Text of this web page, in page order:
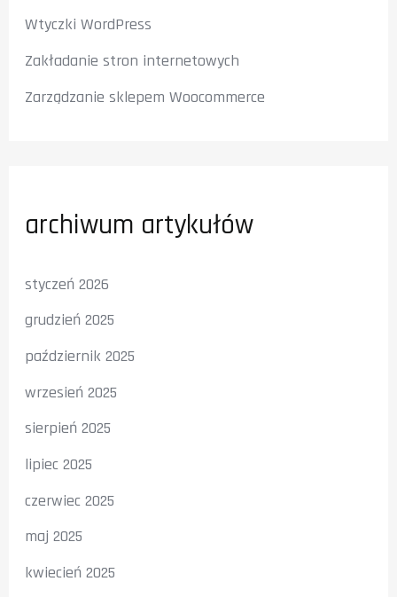
Wtyczki WordPress
Zakładanie stron internetowych
Zarządzanie sklepem Woocommerce
archiwum artykułów
styczeń 2026
grudzień 2025
październik 2025
wrzesień 2025
sierpień 2025
lipiec 2025
czerwiec 2025
maj 2025
kwiecień 2025